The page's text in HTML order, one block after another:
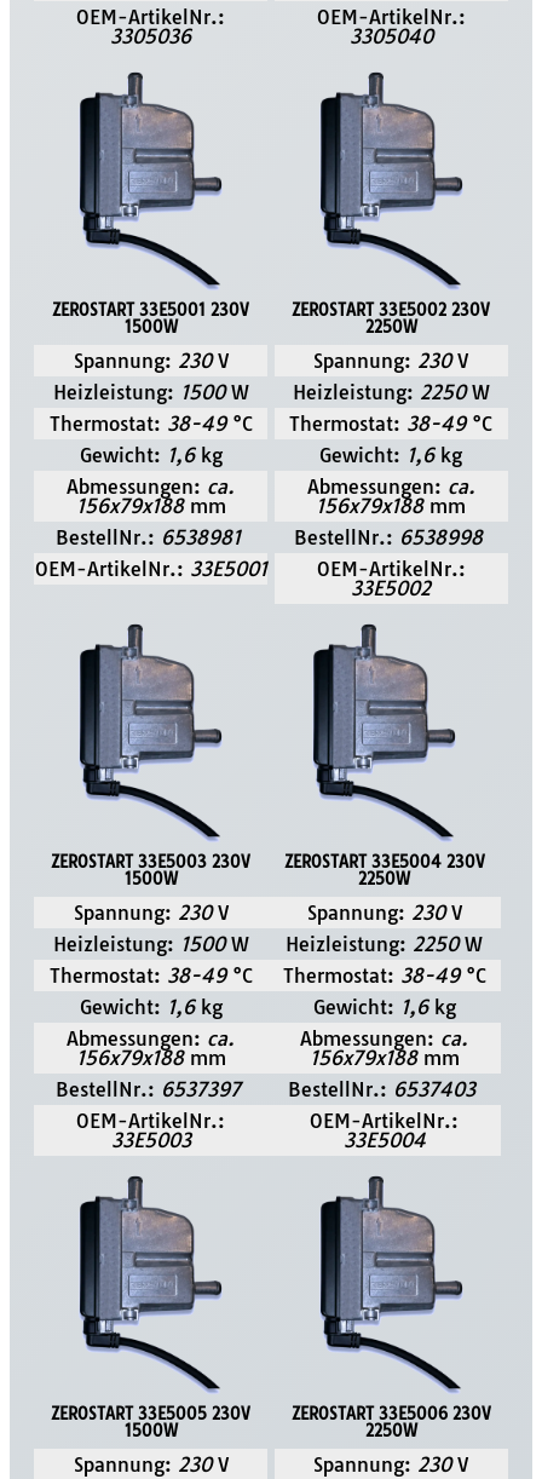
OEM-ArtikelNr.:
3305036
OEM-ArtikelNr.:
3305040
ZEROSTART 33E5001 230V
1500W
Spannung: 230 V
Heizleistung: 1500 W
Thermostat: 38-49 °C
Gewicht: 1,6 kg
Abmessungen: ca.
156x79x188 mm
BestellNr.: 6538981
OEM-ArtikelNr.: 33E5001
ZEROSTART 33E5002 230V
2250W
Spannung: 230 V
Heizleistung: 2250 W
Thermostat: 38-49 °C
Gewicht: 1,6 kg
Abmessungen: ca.
156x79x188 mm
BestellNr.: 6538998
OEM-ArtikelNr.:
33E5002
ZEROSTART 33E5003 230V
1500W
Spannung: 230 V
Heizleistung: 1500 W
Thermostat: 38-49 °C
Gewicht: 1,6 kg
Abmessungen: ca.
156x79x188 mm
BestellNr.: 6537397
OEM-ArtikelNr.:
33E5003
ZEROSTART 33E5004 230V
2250W
Spannung: 230 V
Heizleistung: 2250 W
Thermostat: 38-49 °C
Gewicht: 1,6 kg
Abmessungen: ca.
156x79x188 mm
BestellNr.: 6537403
OEM-ArtikelNr.:
33E5004
ZEROSTART 33E5005 230V
1500W
Spannung: 230 V
ZEROSTART 33E5006 230V
2250W
Spannung: 230 V